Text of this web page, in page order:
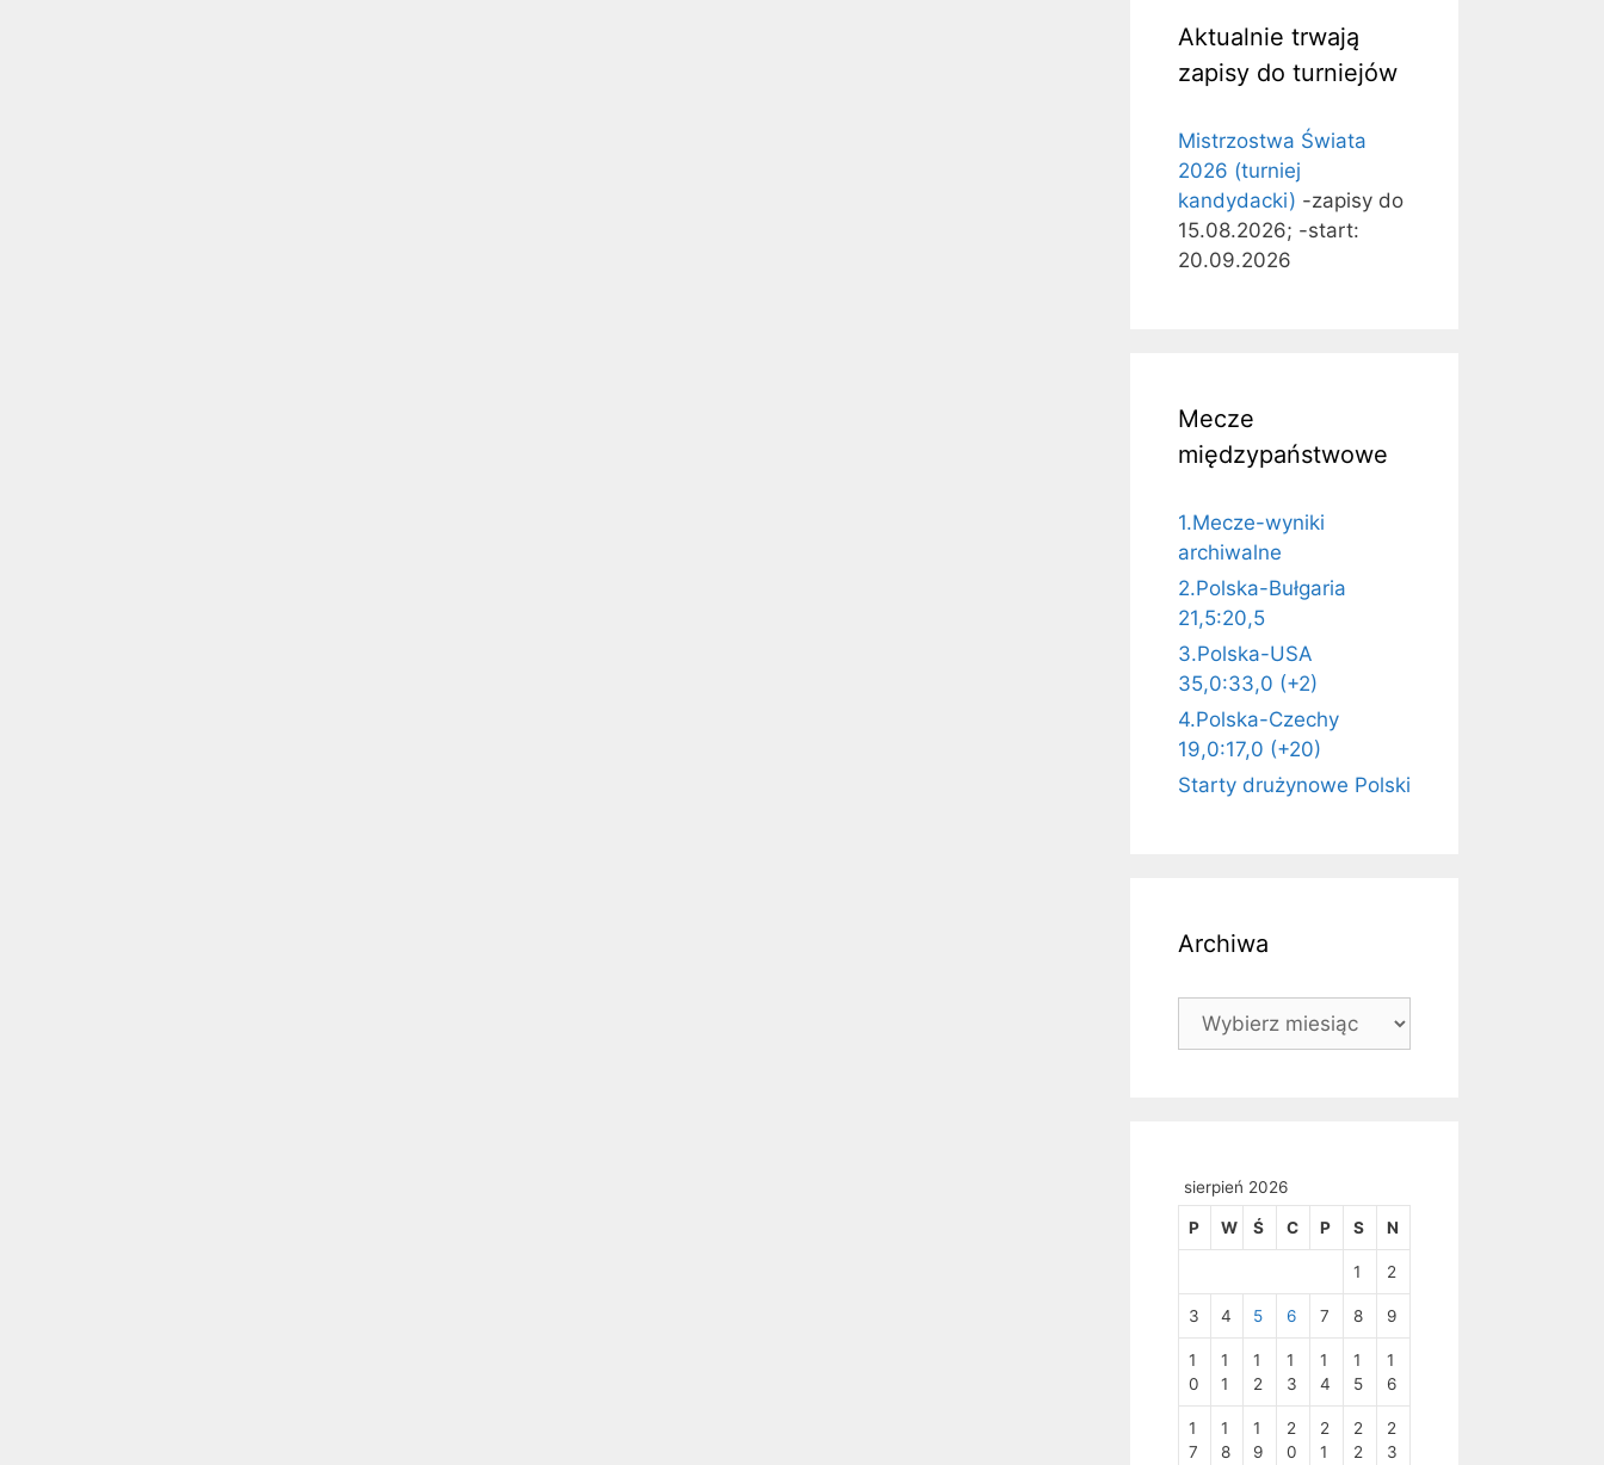
Aktualnie trwają
zapisy do turniejów
Mistrzostwa Świata
2026 (turniej
kandydacki) -zapisy do
15.08.2026; -start:
20.09.2026
Mecze
międzypaństwowe
1.Mecze-wyniki
archiwalne
2.Polska-Bułgaria
21,5:20,5
3.Polska-USA
35,0:33,0 (+2)
4.Polska-Czechy
19,0:17,0 (+20)
Starty drużynowe Polski
Archiwa
Archiwa
sierpień 2026
P W Ś C P S N
1 2
3 4 5 6 7 8 9
1
0
1
1
1
2
1
3
1
4
1
5
1
6
1
7
1
8
1
9
2
0
2
1
2
2
2
3